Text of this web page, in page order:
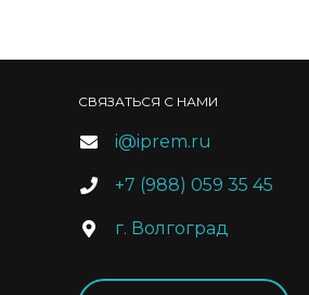
СВЯЗАТЬСЯ С НАМИ
i@iprem.ru
+7 (988) 059 35 45
г. Волгоград